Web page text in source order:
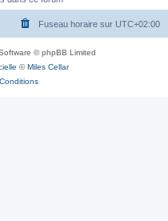
Fuseau horaire sur UTC+02:00
© phpBB Limited
©Miles Cellar
Conditions